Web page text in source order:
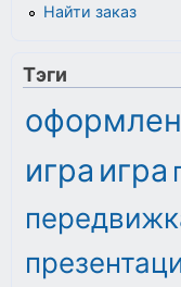
Найти заказ
Тэги
игра игра